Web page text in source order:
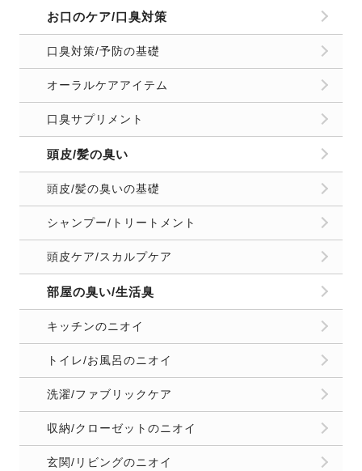
お口のケア/口臭対策
口臭対策/予防の基礎
オーラルケアアイテム
口臭サプリメント
頭皮/髪の臭い
頭皮/髪の臭いの基礎
シャンプー/トリートメント
頭皮ケア/スカルプケア
部屋の臭い/生活臭
キッチンのニオイ
トイレ/お風呂のニオイ
洗濯/ファブリックケア
収納/クローゼットのニオイ
玄関/リビングのニオイ